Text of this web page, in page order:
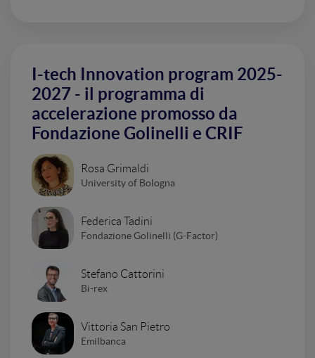
I-tech Innovation program 2025-
2027 - il programma di
accelerazione promosso da
Fondazione Golinelli e CRIF
Rosa Grimaldi
University of Bologna
Federica Tadini
Fondazione Golinelli (G-Factor)
Stefano Cattorini
Bi-rex
Vittoria San Pietro
Emilbanca